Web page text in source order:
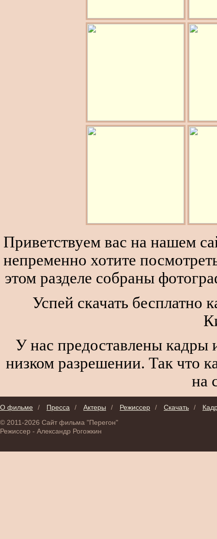
Приветствуем вас на нашем
непременно хотите
этом разделе собраны
Успей скачать
У нас предоставлены кадры
низком разрешении. Так что
на
О фильме / Пресса / Актеры / Режиссер / Скачать /
© 2011-2026 Сайт фильма "Перегон"
Режиссер - Александр Рогожкин